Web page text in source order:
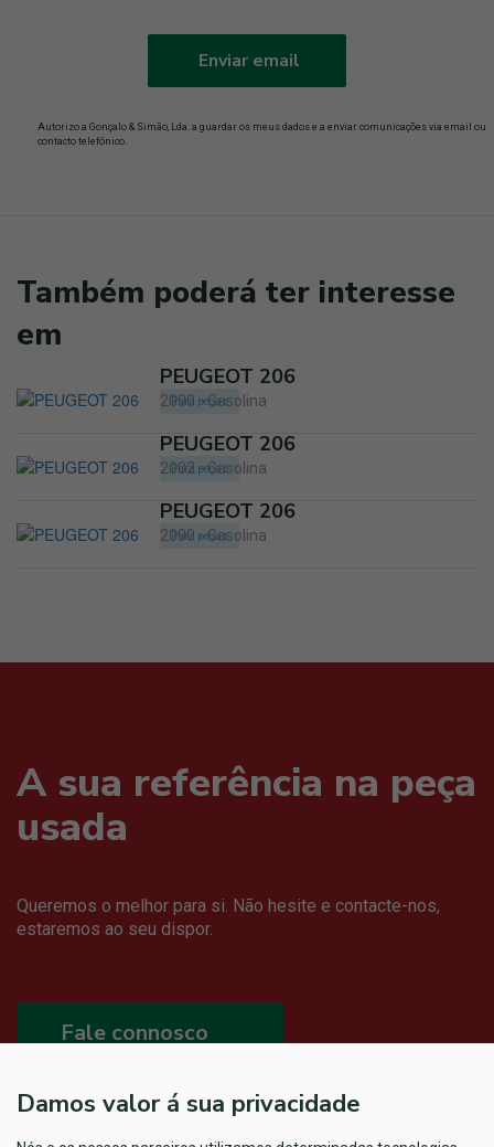
Enviar email
Autorizo a Gonçalo & Simão, Lda. a guardar os meus dados e a enviar comunicações via email ou
contacto telefónico.
Também poderá ter interesse
em
Para peças
PEUGEOT 206
2000 - Gasolina
Para peças
PEUGEOT 206
2002 - Gasolina
Para peças
PEUGEOT 206
2000 - Gasolina
A sua referência na peça
usada
Queremos o melhor para si. Não hesite e contacte-nos,
estaremos ao seu dispor.
Fale connosco
Damos valor á sua privacidade